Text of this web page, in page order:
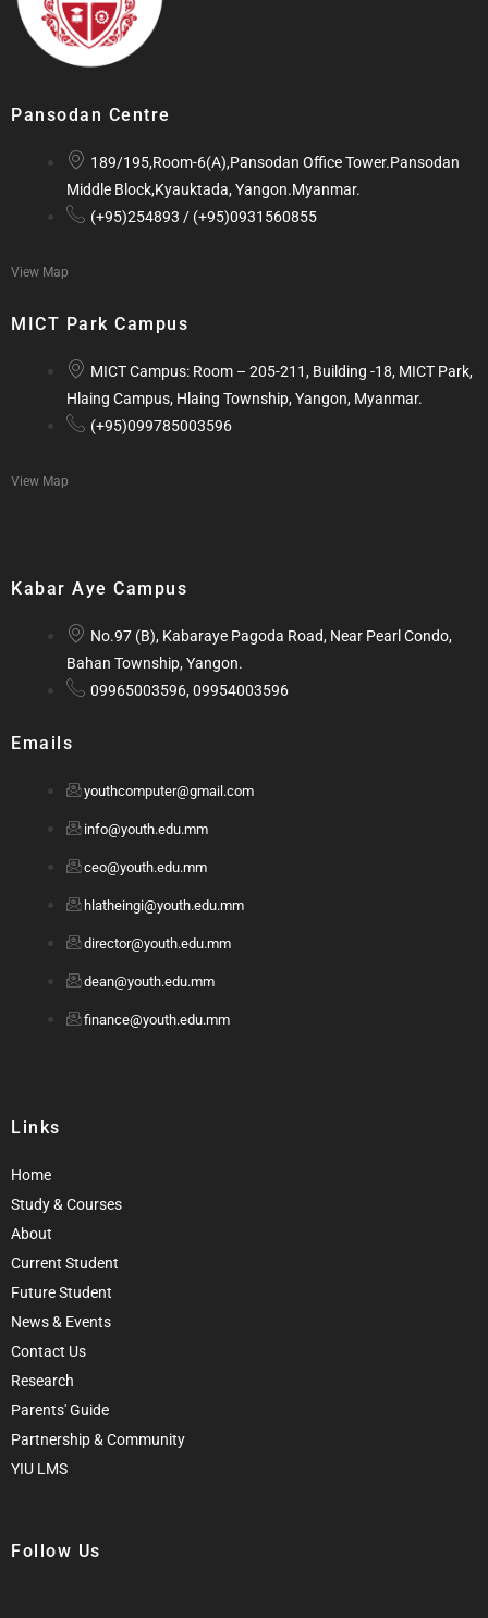
Pansodan Centre
189/195,Room-6(A),Pansodan Office Tower.Pansodan
Middle Block,Kyauktada, Yangon.Myanmar.
(+95)254893 / (+95)0931560855
View Map
MICT Park Campus
MICT Campus: Room – 205-211, Building -18, MICT Park,
Hlaing Campus, Hlaing Township, Yangon, Myanmar.
(+95)099785003596
View Map
Kabar Aye Campus
No.97 (B), Kabaraye Pagoda Road, Near Pearl Condo,
Bahan Township, Yangon.
09965003596, 09954003596
Emails
youthcomputer@gmail.com
info@youth.edu.mm
ceo@youth.edu.mm
hlatheingi@youth.edu.mm
director@youth.edu.mm
dean@youth.edu.mm
finance@youth.edu.mm
Links
Home
Study & Courses
About
Current Student
Future Student
News & Events
Contact Us
Research
Parents' Guide
Partnership & Community
YIU LMS
Follow Us